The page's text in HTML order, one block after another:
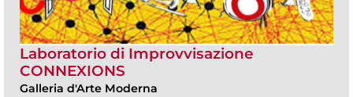
Laboratorio di Improvvisazione
CONNEXIONS
Galleria d'Arte Moderna